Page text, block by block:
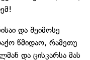
და შეიმოსე
წმიდაო, რამეთუ
და ცისკარსა მას